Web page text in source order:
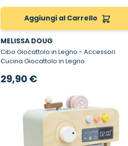
Aggiungi al Carrello
MELISSA DOUG
Cibo Giocattolo in Legno - Accessori
Cucina Giocattolo in Legno
29,90 €